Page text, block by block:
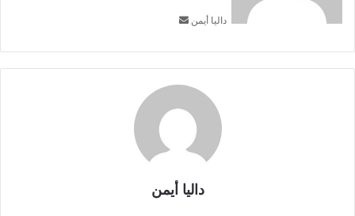
داليا أيمن
ا
إ
ل
ي
داليا أيمن